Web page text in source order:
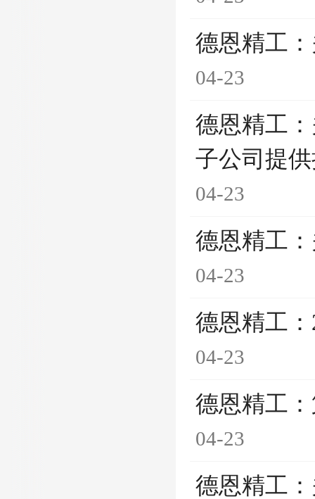
德恩精工
04-23
德恩精工
子公司提
04-23
德恩精工
04-23
德恩精工
04-23
德恩精工
04-23
德恩精工